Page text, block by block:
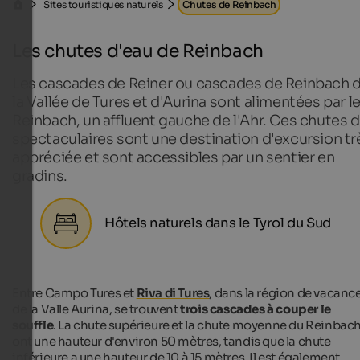
Sites touristiques naturels Chutes de Reinbach
Les chutes d'eau de Reinbach
Les cascades de Reiner ou cascades de Reinbach
la Vallée de Tures et d'Aurina sont alimentées par le
Reinbach, un affluent gauche de l'Ahr. Ces chutes
spectaculaires sont une destination d'excursion
appréciée et sont accessibles par un sentier en
gradins.
Hôtels naturels dans le Tyrol du Sud
Entre Campo Tures et Riva di Tures, dans la région de
de la Valle Aurina, se trouventtrois cascades à couper le
souffle. La chute supérieure et la chute moyenne du
ont une hauteur d'environ 50 mètres, tandis que la chute